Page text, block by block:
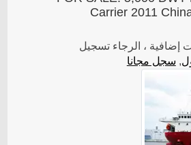
Carrier 2011
، الرجاء تسجيل
, سجل مجانا